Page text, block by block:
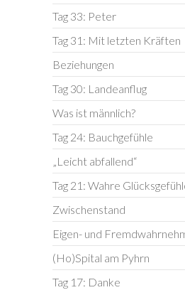
Tag 33: Peter
Tag 31: Mit letzten Kräften
Beziehungen
Tag 30: Landeanflug
Was ist männlich?
Tag 24: Bauchgefühle
„Leicht abfallend“
Tag 21: Wahre
Zwischenstand
Eigen- und
(Ho)Spital am Pyhrn
Tag 17: Danke